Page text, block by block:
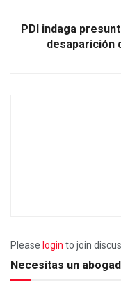
PDI indaga
desaparición
Please login to join
Necesitas un